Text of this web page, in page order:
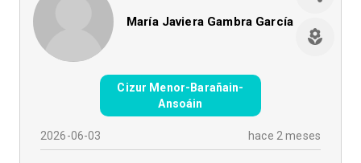
María Javiera Gambra García
Cizur Menor-Barañain-
Ansoáin
2026-06-03 hace 2 meses